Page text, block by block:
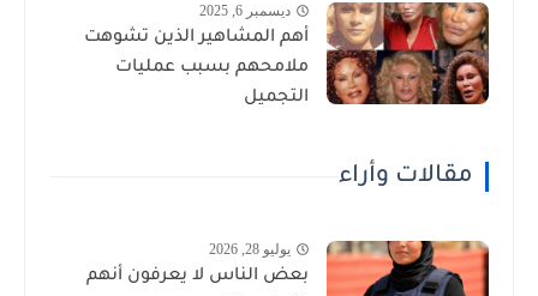
ديسمبر 6, 2025
أهم المشاهير الذين تشوهت
ملامحهم بسبب عمليات
التجميل
مقالات وأراء
يوليو 28, 2026
بعض الناس لا يعرفون أنهم